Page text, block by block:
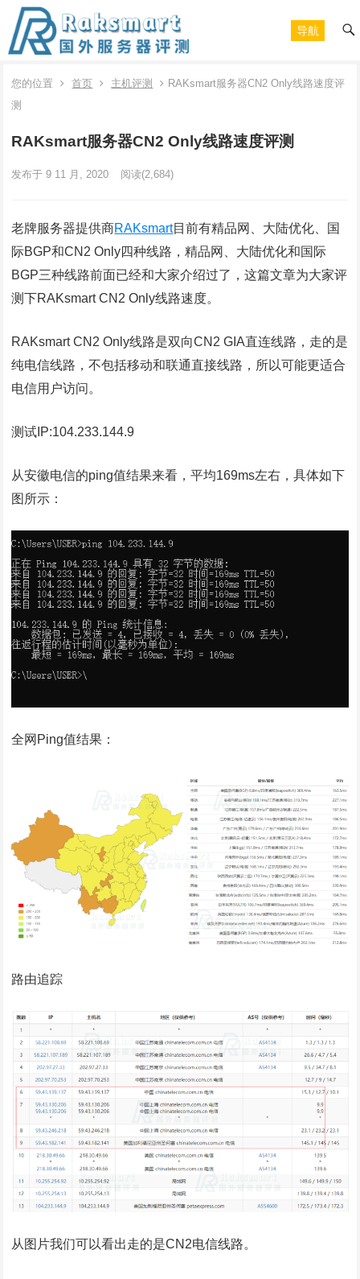
导航
您的位置 首页 主机评测
RAKsmart服务器CN2 Only线路速度评
测
RAKsmart服务器CN2 Only线路速度评测
发布于 9 11 月, 2020 阅读(2,684)
老牌服务器提供商RAKsmart目前有精品网、大陆优化、国
际BGP和CN2 Only四种线路，精品网、大陆优化和国际
BGP三种线路前面已经和大家介绍过了，这篇文章为大家评
测下RAKsmart CN2 Only线路速度。
RAKsmart CN2 Only线路是双向CN2 GIA直连线路，走的是
纯电信线路，不包括移动和联通直接线路，所以可能更适合
电信用户访问。
测试IP:104.233.144.9
从安徽电信的ping值结果来看，平均169ms左右，具体如下
图所示：
全网Ping值结果：
路由追踪
从图片我们可以看出走的是CN2电信线路。